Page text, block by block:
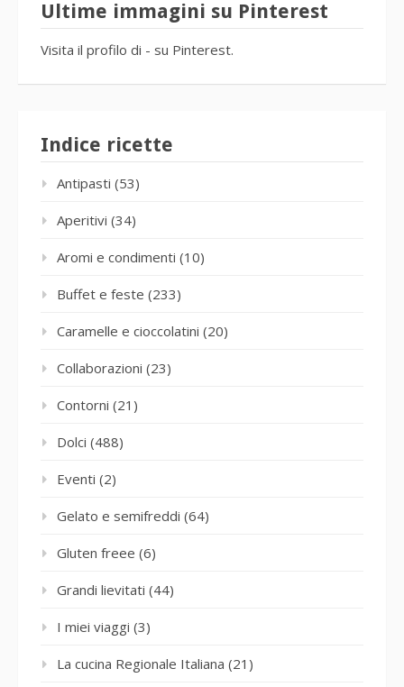
Ultime immagini su Pinterest
Visita il profilo di - su Pinterest.
Indice ricette
Antipasti (53)
Aperitivi (34)
Aromi e condimenti (10)
Buffet e feste (233)
Caramelle e cioccolatini (20)
Collaborazioni (23)
Contorni (21)
Dolci (488)
Eventi (2)
Gelato e semifreddi (64)
Gluten freee (6)
Grandi lievitati (44)
I miei viaggi (3)
La cucina Regionale Italiana (21)